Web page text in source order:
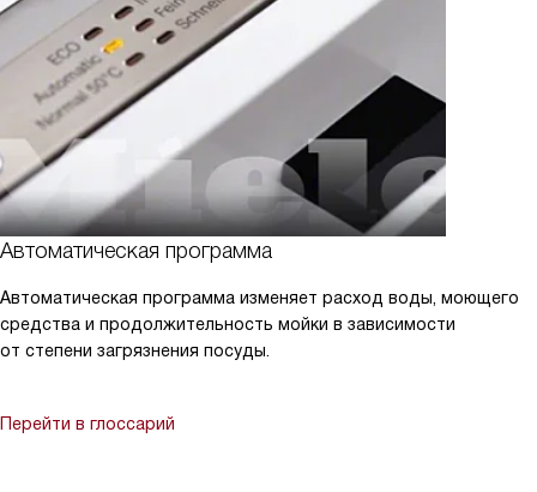
Автоматическая программа
Автоматическая программа изменяет расход воды, моющего
средства и продолжительность мойки в зависимости
от степени загрязнения посуды.
Перейти в глоссарий